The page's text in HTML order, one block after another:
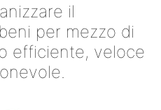
il
per mezzo di
efficiente, veloce